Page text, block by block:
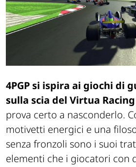
4PGP si ispira ai giochi di
sulla scia del Virtua
prova certo a nasconderlo.
motivetti energici e una
senza fronzoli sono i suoi
elementi che i giocatori con